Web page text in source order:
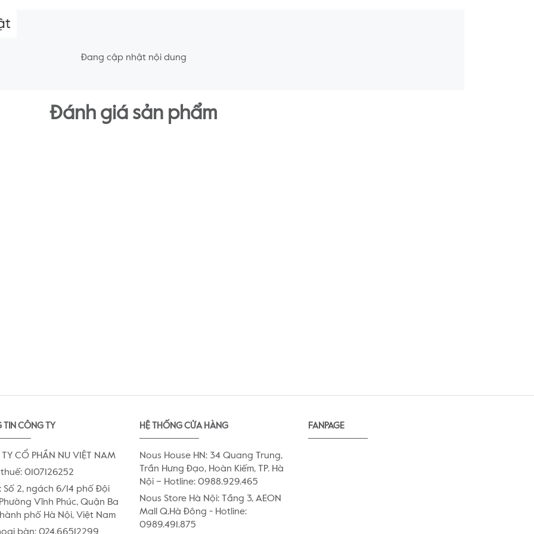
Đang cập nhật nội dung
Đánh giá sản phẩm
TIN CÔNG TY
CỔ PHẦN NU VIỆT NAM
0107126252
Số 2, ngách 6/14 phố Đội
Vĩnh Phúc, Quận Ba
phố Hà Nội, Việt Nam
HỆ THỐNG CỬA HÀNG
Nous House HN: 34 Quang Trung,
Trần Hưng Đạo, Hoàn Kiếm, TP. Hà
Nội – Hotline: 0988.929.465
Nous Store Hà Nội: Tầng 3, AEON
Mall Q.Hà Đông - Hotline:
0989.491.875
FANPAGE